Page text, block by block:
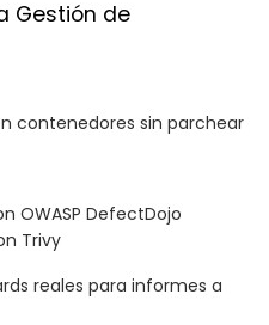
Gestión de
contenedores sin parchear
OWASP DefectDojo
Trivy
reales para informes a